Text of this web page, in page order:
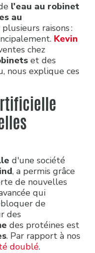
l'eau au robinet
au
raisons :
Kevin
chez
et des
nous explique ces
d'une société
, a permis grâce
de nouvelles
qui
de
des
des protéines est
. Par rapport à nos
doublé.